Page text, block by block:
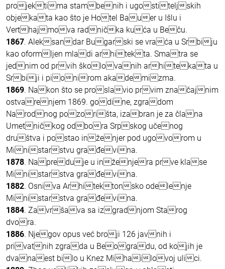
projektima stambenih i ugostiteljskih
objekata kao što je Hotel Bauer u Išlu i
Verthajmova radnička kuća u Beču.
1867. Aleksandar Bugarski se vraća u Srbiju
kao oformljen mladi arhitekta. Smatra se
jednim od prvih školovanih arhitekata u
Srbiji i pionirom akademizma.
1869. Nakon što se proslavio prvim značajnim
ostvarenjem 1869. godine, zgradom
Narodnog pozorišta, izabran je za člana
Umetničkog odbora Srpskog učenog
društva i postao inženjer pod ugovorom u
Ministarstvu građevina.
1878. Napreduje u inženjera prve klase
Ministarstva građevina.
1882. Osniva Arhitektonsko odelenje
Ministarstva građevina.
1884. Završava sa izgradnjom Starog
dvora.
1886. Njegov opus već broji 126 javnih i
privatnih zgrada u Beogradu, od kojih je
dvanaest bilo u Knez Mihailovoj ulici.